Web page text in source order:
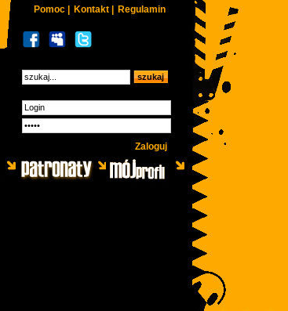
Pomoc | Kontakt | Regulamin
Zaloguj